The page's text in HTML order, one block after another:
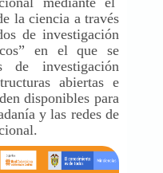
la ciencia a través
de investigación
en el que se
de investigación
abiertas e
disponibles para
y las redes de